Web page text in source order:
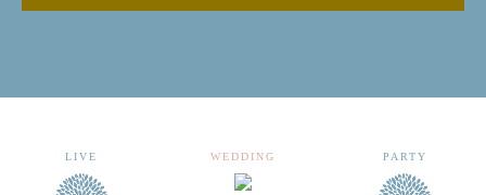
LIVE WEDDING PARTY